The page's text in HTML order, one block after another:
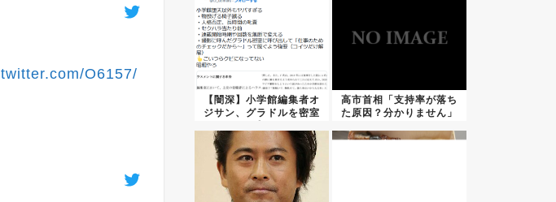
twitter.com/O6157/
【闇深】小学館編集者オ
ジサン、グラドルを密室
高市首相「支持率が落ち
た原因？分かりません」